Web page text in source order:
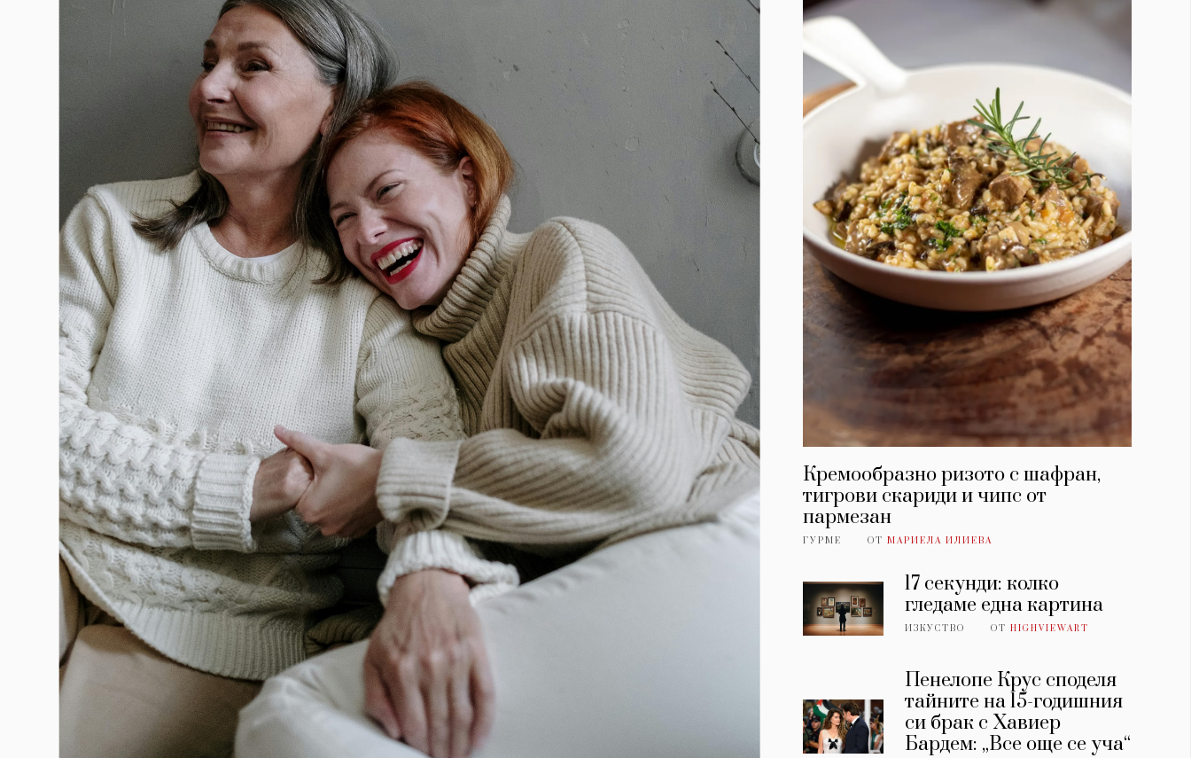
Кремообразно ризото с шафран,
тигрови скариди и чипс от
пармезан
ГУРМЕ ОТ МАРИЕЛА ИЛИЕВА
17 секунди: колко
гледаме една картина
ИЗКУСТВО ОТHIGHVIEWART
Пенелопе Крус споделя
тайните на 15-годишния
си брак с Хавиер
Бардем: „Все още се уча“